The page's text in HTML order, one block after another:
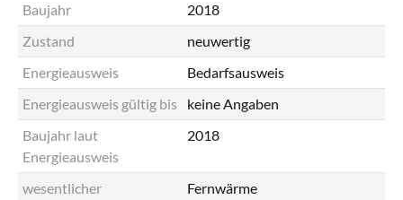
Baujahr
2018
Zustand
neuwertig
Energieausweis
Bedarfsausweis
Energieausweis gültig bis
keine Angaben
Baujahr laut
Energieausweis
2018
wesentlicher
Fernwärme